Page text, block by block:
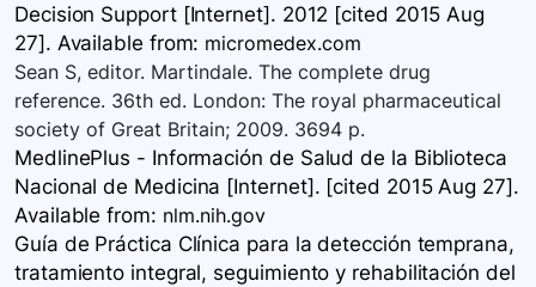
Decision Support [Internet]. 2012 [cited 2015 Aug
27]. Available from: micromedex.com
Sean S, editor. Martindale. The complete drug
reference. 36th ed. London: The royal pharmaceutical
society of Great Britain; 2009. 3694 p.
MedlinePlus - Información de Salud de la Biblioteca
Nacional de Medicina [Internet]. [cited 2015 Aug 27].
Available from: nlm.nih.gov
Guía de Práctica Clínica para la detección temprana,
tratamiento integral, seguimiento y rehabilitación del